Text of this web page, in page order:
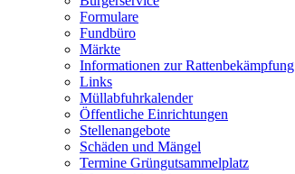
Formulare
Fundbüro
Märkte
Informationen zur Rattenbekämpfung
Links
Müllabfuhrkalender
Öffentliche Einrichtungen
Stellenangebote
Schäden und Mängel
Termine Grüngutsammelplatz